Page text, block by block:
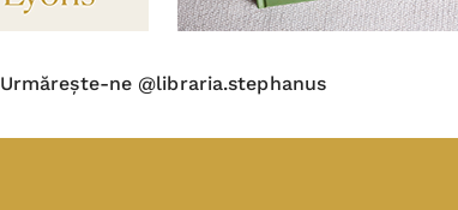
Urmărește-ne @libraria.stephanus